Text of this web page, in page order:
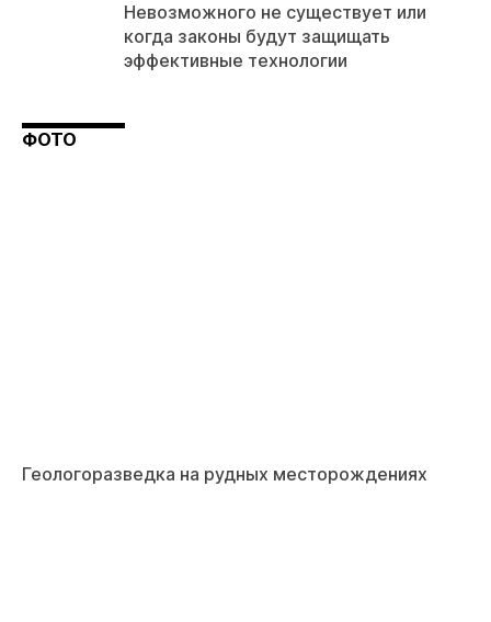
Невозможного не существует или
когда законы будут защищать
эффективные технологии
ФОТО
Геологоразведка на рудных месторождениях